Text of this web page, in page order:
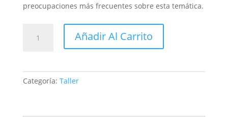
preocupaciones más frecuentes sobre esta temática.
pantallas,
Añadir Al Carrito
Categoría: Taller